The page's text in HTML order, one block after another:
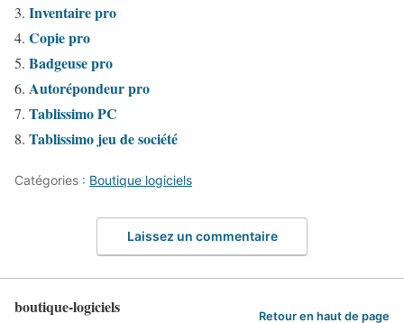
Inventaire pro
Copie pro
Badgeuse pro
Autorépondeur pro
Tablissimo PC
Tablissimo jeu de société
Catégories : Boutique logiciels
Laissez un commentaire
boutique-logiciels Retour en haut de page